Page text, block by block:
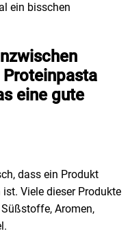
ein bisschen
eine gute
dass ein Produkt
Viele dieser Produkte
Aromen,